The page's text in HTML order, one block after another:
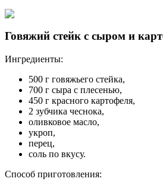
Говяжий стейк с сыром и
Ингредиенты:
500 г говяжьего стейка,
700 г сыра с плесенью,
450 г красного картофеля,
2 зубчика чеснока,
оливковое масло,
укроп,
перец,
соль по вкусу.
Способ приготовления: